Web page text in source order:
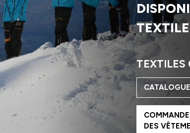
TEXTILES
CATALOGUE
DES